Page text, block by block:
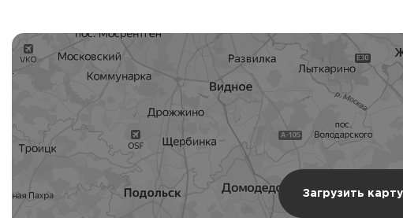
Загрузить карту